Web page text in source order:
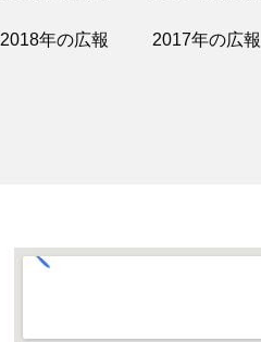
2018年の広報 2017年の広報